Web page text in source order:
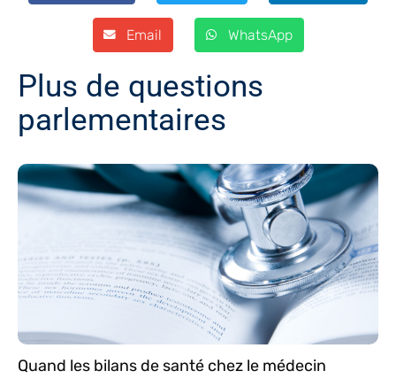
Email WhatsApp
Plus de questions
parlementaires
Quand les bilans de santé chez le médecin